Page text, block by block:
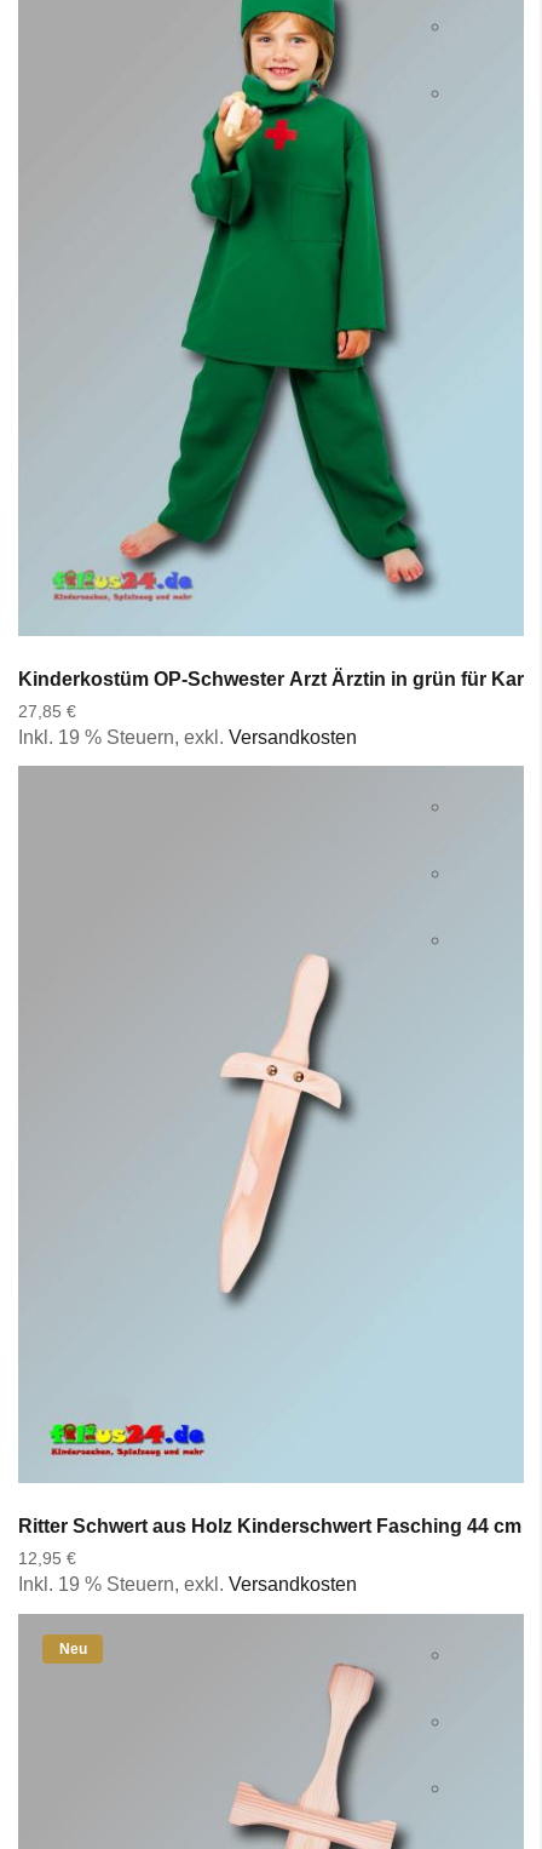
Kinderkostüm OP-Schwester Arzt Ärztin in grün für
27,85 €
Inkl. 19 % Steuern, exkl. Versandkosten
Ritter Schwert aus Holz Kinderschwert Fasching 44 cm
12,95 €
Inkl. 19 % Steuern, exkl. Versandkosten
Neu